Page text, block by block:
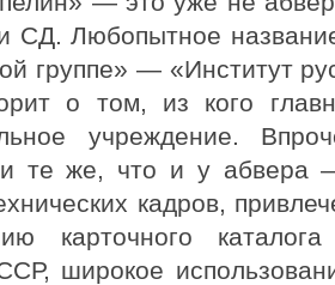
СД. Любопытное
группе» — «Институт
о том, из кого
учреждение.
те же, что и у абвера
кадров,
карточного
широкое